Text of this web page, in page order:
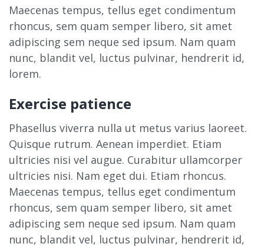
Maecenas tempus, tellus eget condimentum
rhoncus, sem quam semper libero, sit amet
adipiscing sem neque sed ipsum. Nam quam
nunc, blandit vel, luctus pulvinar, hendrerit id,
lorem.
Exercise patience
Phasellus viverra nulla ut metus varius laoreet.
Quisque rutrum. Aenean imperdiet. Etiam
ultricies nisi vel augue. Curabitur ullamcorper
ultricies nisi. Nam eget dui. Etiam rhoncus.
Maecenas tempus, tellus eget condimentum
rhoncus, sem quam semper libero, sit amet
adipiscing sem neque sed ipsum. Nam quam
nunc, blandit vel, luctus pulvinar, hendrerit id,